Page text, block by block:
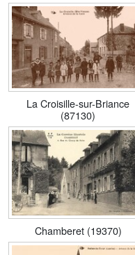
La Croisille-sur-Briance
(87130)
Chamberet (19370)